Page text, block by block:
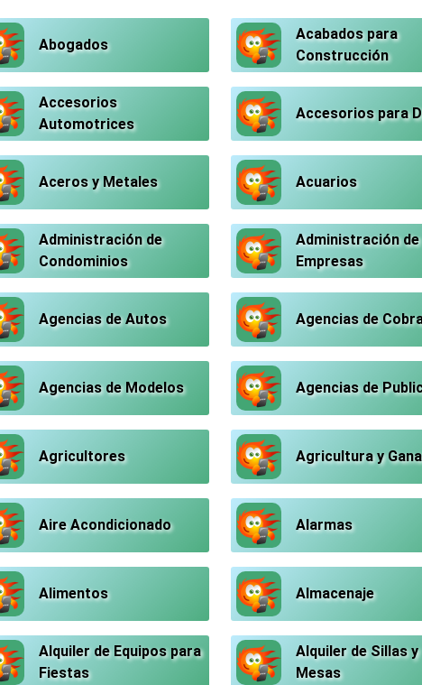
Abogados
Acabados para
Construcción
Accesorios
Automotrices
Accesorios para
Aceros y Metales Acuarios
Administración de
Condominios
Administración de
Empresas
Agencias de Autos Agencias de
Agencias de Modelos Agencias de
Agricultores Agricultura y
Aire Acondicionado Alarmas
Alimentos Almacenaje
Alquiler de Equipos para
Fiestas
Alquiler de Sillas y
Mesas